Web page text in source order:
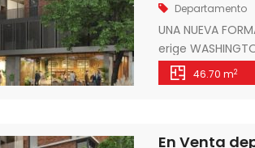
Departamento
UNA NUEVA
erige
coronada por
todo tipo de
46.70 m2